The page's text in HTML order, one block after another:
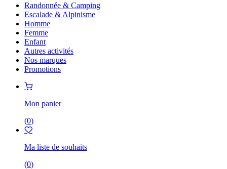
Randonnée & Camping
Escalade & Alpinisme
Homme
Femme
Enfant
Autres activités
Nos marques
Promotions
Mon panier
(0)
Ma liste de souhaits
(0)